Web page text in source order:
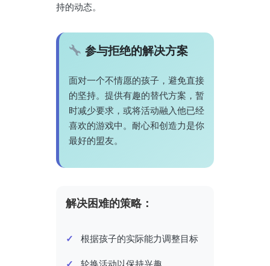
持的动态。
参与拒绝的解决方案
面对一个不情愿的孩子，避免直接
的坚持。提供有趣的替代方案，暂
时减少要求，或将活动融入他已经
喜欢的游戏中。耐心和创造力是你
最好的盟友。
解决困难的策略：
根据孩子的实际能力调整目标